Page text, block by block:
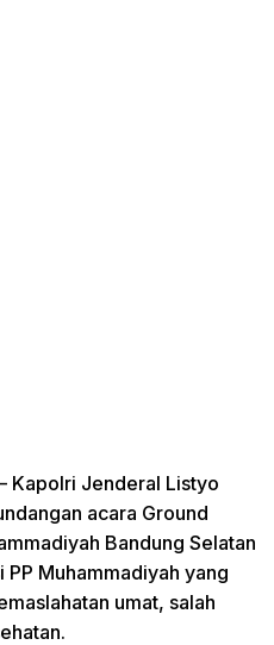
Kapolri Jenderal Listyo
acara Ground
Bandung Selatan
PP Muhammadiyah yang
umat, salah